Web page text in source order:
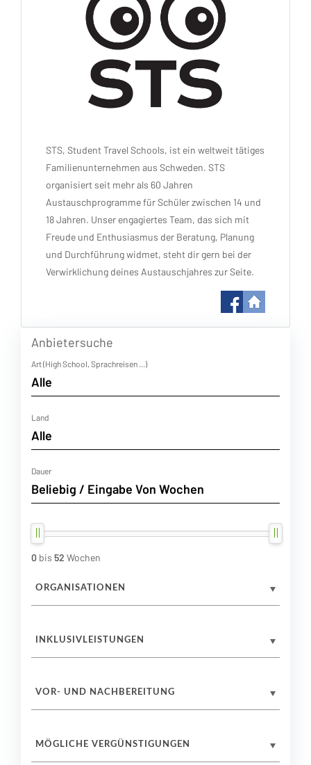
STS, Student Travel Schools, ist ein weltweit tätiges
Familienunternehmen aus Schweden. STS
organisiert seit mehr als 60 Jahren
Austauschprogramme für Schüler zwischen 14 und
18 Jahren. Unser engagiertes Team, das sich mit
Freude und Enthusiasmus der Beratung, Planung
und Durchführung widmet, steht dir gern bei der
Verwirklichung deines Austauschjahres zur Seite.
Anbietersuche
Art (High School, Sprachreisen ...)
Land
Dauer
0 bis 52 Wochen
ORGANISATIONEN
INKLUSIVLEISTUNGEN
VOR- UND NACHBEREITUNG
MÖGLICHE VERGÜNSTIGUNGEN